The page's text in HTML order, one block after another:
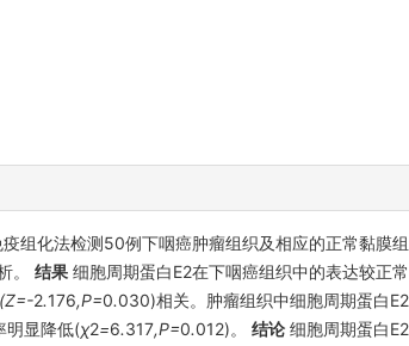
疫组化法检测50例下咽癌肿瘤组织及相应的正常黏膜组
。 结果细胞周期蛋白E2在下咽癌组织中的表达较正常
(Z=-2.176,P=0.030)相关。肿瘤组织中细胞周期蛋白E2
明显降低(χ2=6.317,P=0.012)。结论 细胞周期蛋白E2